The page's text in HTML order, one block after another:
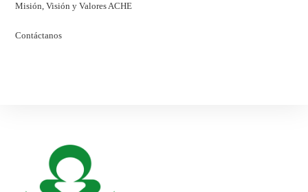
Misión, Visión y Valores ACHE
Contáctanos